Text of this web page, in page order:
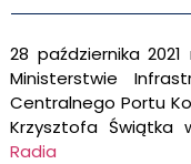
28 października 2021
Ministerstwie
Centralnego Portu
Krzysztofa Świątka
Radia